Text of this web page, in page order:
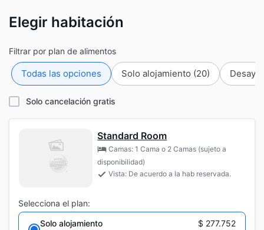
Elegir habitación
Filtrar por plan de alimentos
Todas las opciones Solo alojamiento (20)
Solo cancelación gratis
Standard Room
Camas: 1 Cama o 2 Camas (sujeto a
disponibilidad)
Vista: De acuerdo a la hab reservada.
Selecciona el plan:
Solo alojamiento
$ 277.752